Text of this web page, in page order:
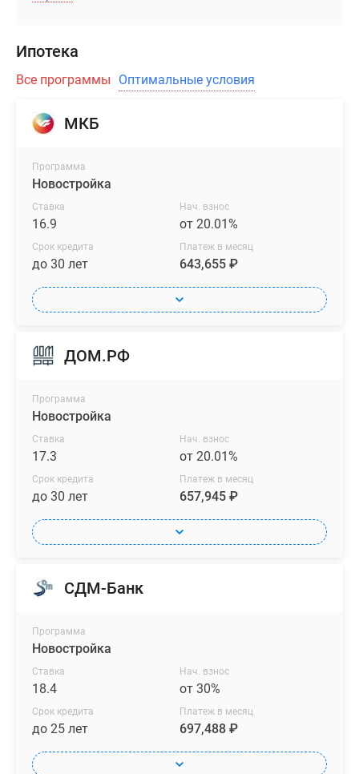
Ипотека
Все программы Оптимальные условия
МКБ
Программа
Новостройка
Ставка
16.9
Нач. взнос
от 20.01%
Срок кредита
до 30 лет
Платеж в месяц
643,655 ₽
ДОМ.РФ
Программа
Новостройка
Ставка
17.3
Нач. взнос
от 20.01%
Срок кредита
до 30 лет
Платеж в месяц
657,945 ₽
СДМ-Банк
Программа
Новостройка
Ставка
18.4
Нач. взнос
от 30%
Срок кредита
до 25 лет
Платеж в месяц
697,488 ₽